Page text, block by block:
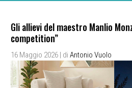
Gli allievi del maestro Manlio
competition”
16 Maggio 2026 | di Antonio Vuolo